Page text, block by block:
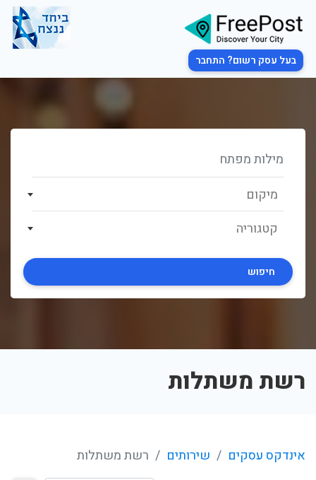
בעל עסק רשום? התחבר
מיקום
קטגוריה
חיפוש
רשת משתלות
אינדקס עסקים שירותים רשת משתלות